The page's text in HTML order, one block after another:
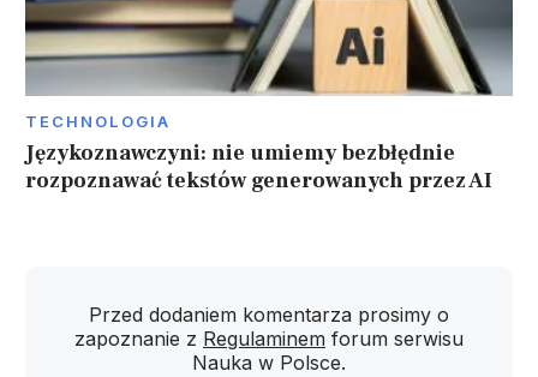
TECHNOLOGIA
Językoznawczyni: nie umiemy bezbłędnie
rozpoznawać tekstów generowanych przez AI
Przed dodaniem komentarza prosimy o
zapoznanie z Regulaminem forum serwisu
Nauka w Polsce.